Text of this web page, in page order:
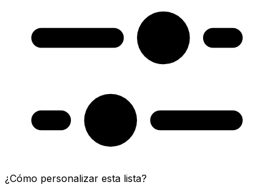
¿Cómo personalizar esta lista?